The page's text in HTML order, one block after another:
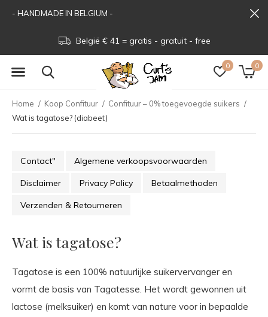
0 0
Beveiligd - Sécurisé - Secured
- HANDMADE IN BELGIUM -
Home Koop Confituur
Confituur – 0% toegevoegde suikers
Wat is tagatose? (diabeet)
Contact" Algemene verkoopsvoorwaarden
Disclaimer Privacy Policy Betaalmethoden
Verzenden & Retourneren
Wat is tagatose?
Tagatose is een 100% natuurlijke suikervervanger en
vormt de basis van Tagatesse. Het wordt gewonnen uit
lactose (melksuiker) en komt van nature voor in bepaalde